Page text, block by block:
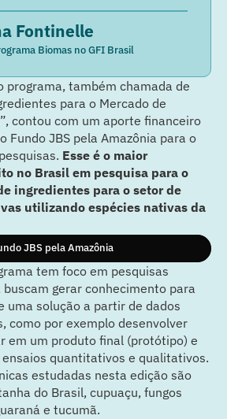
programa, também chamada de
para o Mercado de
contou com um aporte financeiro
Fundo JBS pela Amazônia para o
Esse é o maior
no Brasil em pesquisa para o
ingredientes para o setor de
utilizando espécies nativas da
JBS pela Amazônia
tem foco em pesquisas
gerar conhecimento para
uma solução a partir de dados
como por exemplo desenvolver
em um produto final (protótipo) e
quantitativos e qualitativos.
estudadas nesta edição são
do Brasil, cupuaçu, fungos
e tucumã.
Fontinelle
Biomas no GFI Brasil